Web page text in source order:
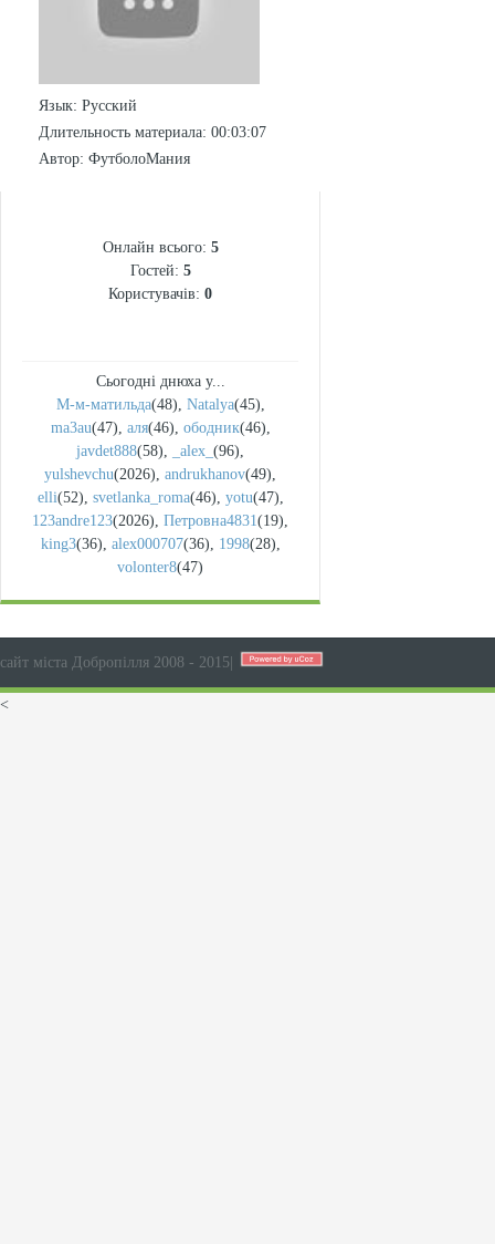
Язык: Русский
Длительность материала: 00:03:07
Автор: ФутболоМания
Онлайн всього: 5
Гостей: 5
Користувачів: 0
Сьогодні днюха у...
М-м-матильда(48), Natalya(45),
ma3au(47), аля(46), ободник(46),
javdet888(58), _alex_ (96),
yulshevchu(2026), andrukhanov(49),
elli(52), svetlanka_roma(46), yotu(47),
123andre123(2026), Петровна4831(19),
king3(36), alex000707(36), 1998(28),
volonter8(47)
сайт міста Добропілля 2008 - 2015
<